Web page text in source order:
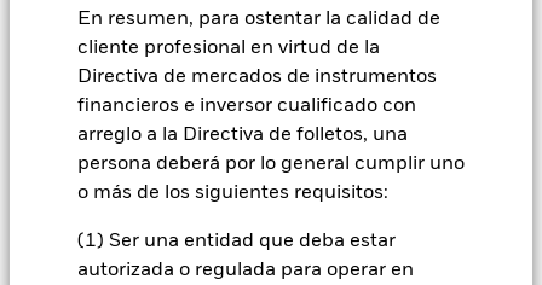
En resumen, para ostentar la calidad de
cliente profesional en virtud de la
Directiva de mercados de instrumentos
financieros e inversor cualificado con
arreglo a la Directiva de folletos, una
persona deberá por lo general cumplir uno
o más de los siguientes requisitos:
(1) Ser una entidad que deba estar
autorizada o regulada para operar en
Nuestra compañía
El Fondo tiene por objetivo maximizar la rentabilidad de su
inversión a través de una combinación de crecimiento del
capital y rendimientos de los activos del Fondo. El Subfondo
invierte al menos el 70% de sus activos totales en valores de
renta fija que tengan una calificación de solvencia
relativamente baja o que carecen de calificación, emitidos
por gobiernos y agencias de países, o por sociedades
domiciliadas o que ejerzan una parte preponderante de su
podrá invertir en una gama completa de valores de renta fija,
que podrían incluir inversiones con una calificación de